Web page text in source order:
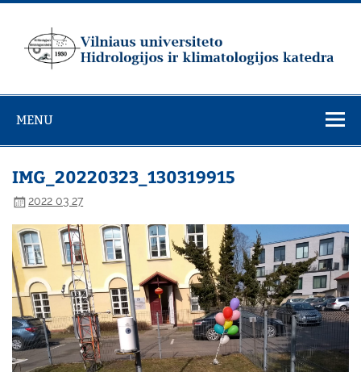
Skip
universiteto
Hidrologijos ir
klimatologijos
katedra
MENU
IMG_20220323_130319915
2022 03 27